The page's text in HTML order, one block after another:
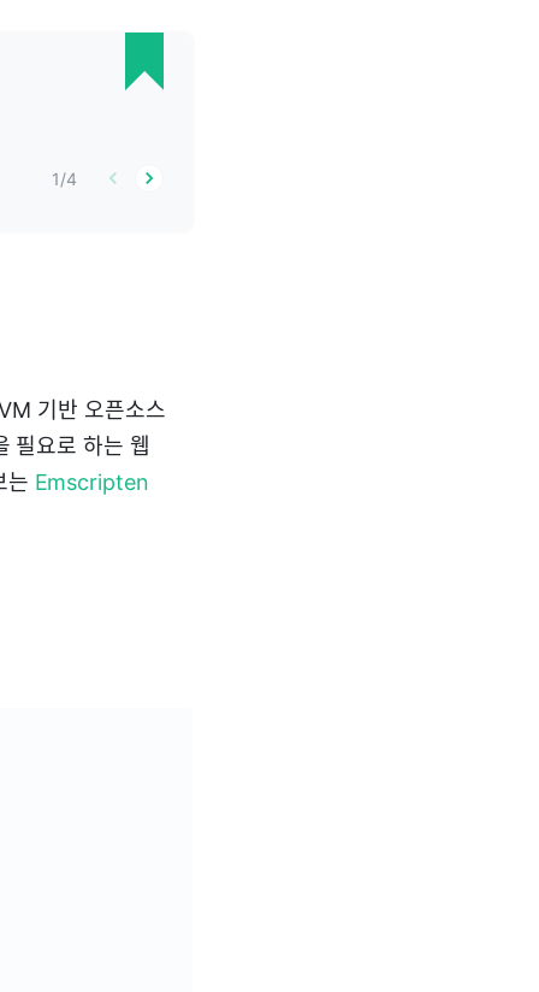
1/4
기반 오픈소스
필요로 하는 웹
는 Emscripten